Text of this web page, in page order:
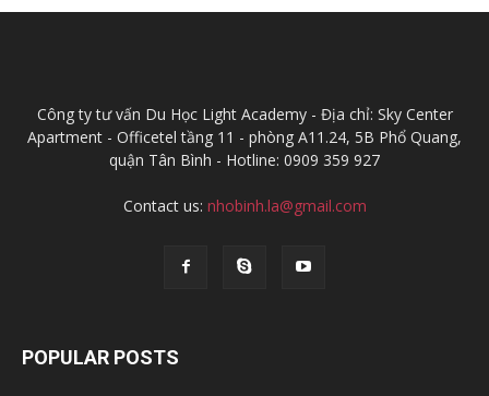
Công ty tư vấn Du Học Light Academy - Địa chỉ: Sky Center
Apartment - Officetel tầng 11 - phòng A11.24, 5B Phổ Quang,
quận Tân Bình - Hotline: 0909 359 927
Contact us: nhobinh.la@gmail.com
POPULAR POSTS